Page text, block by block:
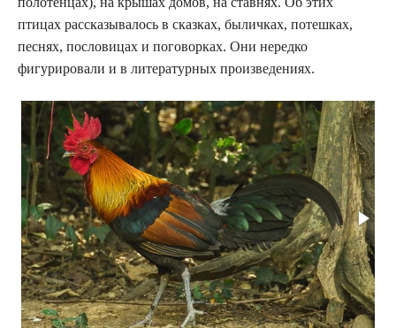
птицах рассказывалось в сказках, быличках, потешках,
песнях, пословицах и поговорках. Они нередко
фигурировали и в литературных произведениях.